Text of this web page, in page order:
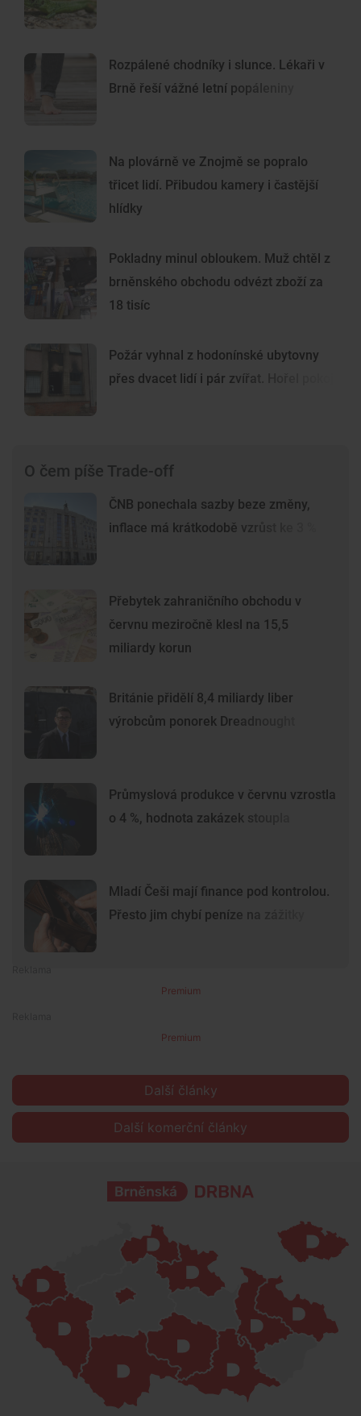
Rozpálené chodníky i slunce. Lékaři v
Brně řeší vážné letní popáleniny
Na plovárně ve Znojmě se popralo
třicet lidí. Přibudou kamery i častější
hlídky
Pokladny minul obloukem. Muž chtěl z
brněnského obchodu odvézt zboží za
18 tisíc
Požár vyhnal z hodonínské ubytovny
přes dvacet lidí i pár zvířat. Hořel pokoj
O čem píše Trade-off
ČNB ponechala sazby beze změny,
inflace má krátkodobě vzrůst ke 3 %
Přebytek zahraničního obchodu v
červnu meziročně klesl na 15,5
miliardy korun
Británie přidělí 8,4 miliardy liber
výrobcům ponorek Dreadnought
Průmyslová produkce v červnu vzrostla
o 4 %, hodnota zakázek stoupla
Mladí Češi mají finance pod kontrolou.
Přesto jim chybí peníze na zážitky
Premium
Premium
Další články
Další komerční články